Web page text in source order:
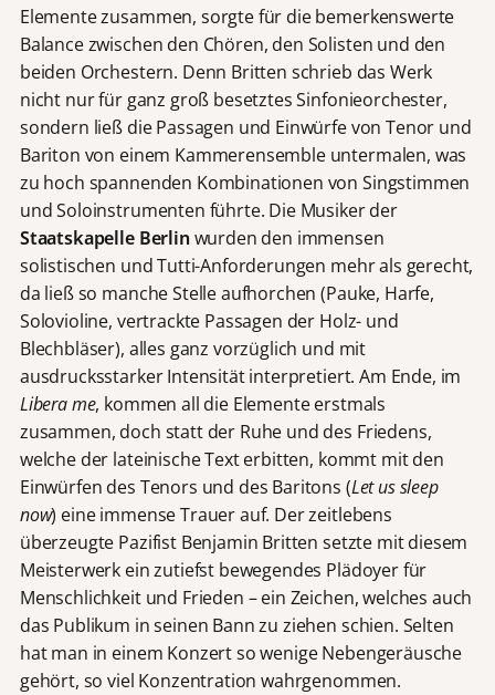
Elemente zusammen, sorgte für die bemerkenswerte
Balance zwischen den Chören, den Solisten und den
beiden Orchestern. Denn Britten schrieb das Werk
nicht nur für ganz groß besetztes Sinfonieorchester,
sondern ließ die Passagen und Einwürfe von Tenor und
Bariton von einem Kammerensemble untermalen, was
zu hoch spannenden Kombinationen von Singstimmen
und Soloinstrumenten führte. Die Musiker der
Staatskapelle Berlinwurden den immensen
solistischen und Tutti-Anforderungen mehr als gerecht,
da ließ so manche Stelle aufhorchen (Pauke, Harfe,
Solovioline, vertrackte Passagen der Holz- und
Blechbläser), alles ganz vorzüglich und mit
ausdrucksstarker Intensität interpretiert. Am Ende, im
Libera me, kommen all die Elemente erstmals
zusammen, doch statt der Ruhe und des Friedens,
welche der lateinische Text erbitten, kommt mit den
Einwürfen des Tenors und des Baritons (Let us sleep
now) eine immense Trauer auf. Der zeitlebens
überzeugte Pazifist Benjamin Britten setzte mit diesem
Meisterwerk ein zutiefst bewegendes Plädoyer für
Menschlichkeit und Frieden – ein Zeichen, welches auch
das Publikum in seinen Bann zu ziehen schien. Selten
hat man in einem Konzert so wenige Nebengeräusche
gehört, so viel Konzentration wahrgenommen.